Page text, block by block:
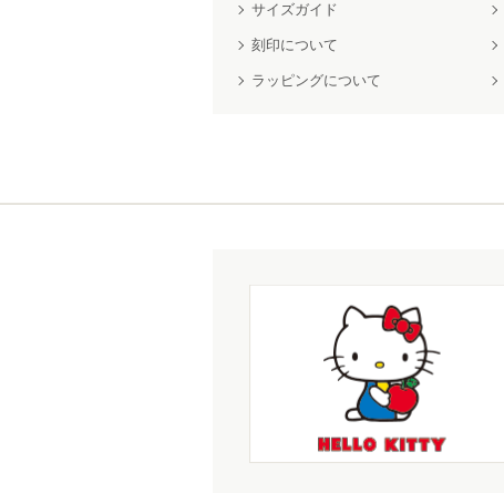
サイズガイド
刻印について
ラッピングについて